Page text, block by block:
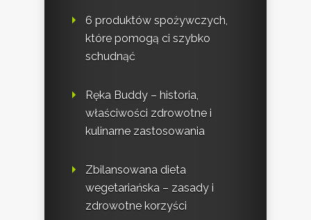
6 produktów spożywczych,
które pomogą ci szybko
schudnąć
Ręka Buddy – historia,
właściwości zdrowotne i
kulinarne zastosowania
Zbilansowana dieta
wegetariańska – zasady i
zdrowotne korzyści